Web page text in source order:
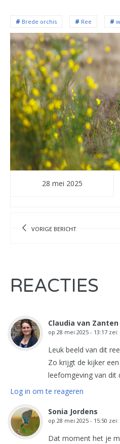
Brede orchis Ree
28 mei 2025
VORIGE BERICHT
REACTIES
Claudia van Zanten
op 28 mei 2025 - 13:17 zei:
Leuk beeld van dit
Zo krijgt de kijker
leefomgeving van dit
Log in om te reageren
Sonia Jordens
op 28 mei 2025 - 15:50 zei:
Dat moment het je